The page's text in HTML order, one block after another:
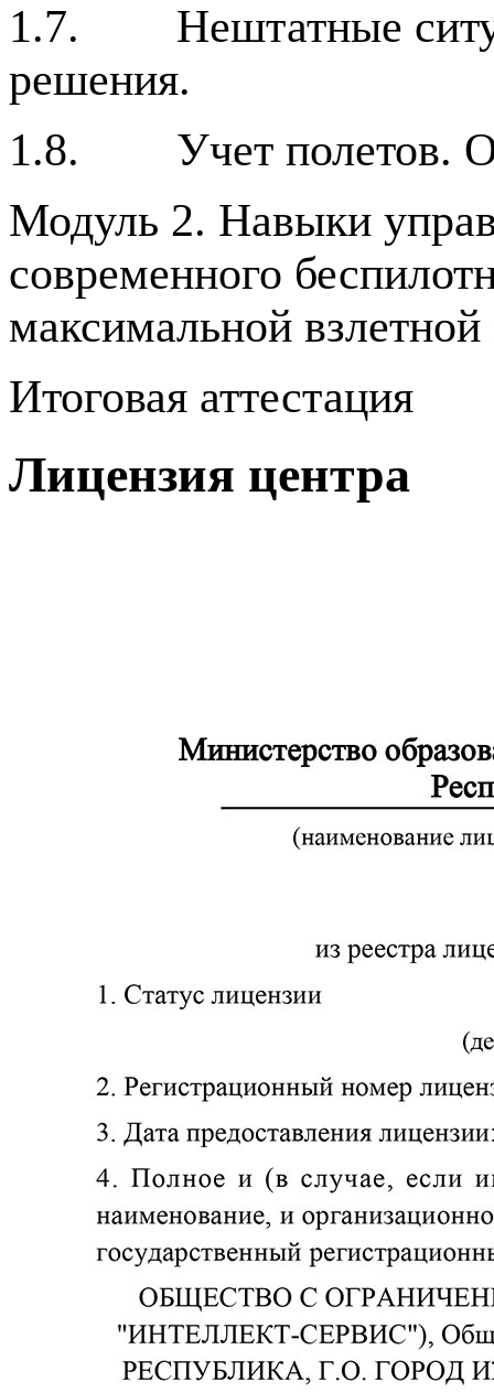
1.7. Нештатные
решения.
1.8. Учет полетов.
Модуль 2. Навыки
современного
максимальной
Итоговая аттестация
Лицензия центра